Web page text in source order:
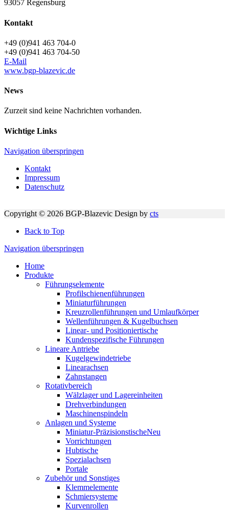
93057 Regensburg
Kontakt
+49 (0)941 463 704-0
+49 (0)941 463 704-50
E-Mail
www.bgp-blazevic.de
News
Zurzeit sind keine Nachrichten vorhanden.
Wichtige Links
Navigation überspringen
Kontakt
Impressum
Datenschutz
Copyright © 2026 BGP-Blazevic Design by cts
Back to Top
Navigation überspringen
Home
Produkte
Führungselemente
Profilschienenführungen
Miniaturführungen
Kreuzrollenführungen und Umlaufkörper
Wellenführungen & Kugelbuchsen
Linear- und Positioniertische
Kundenspezifische Führungen
Lineare Antriebe
Kugelgewindetriebe
Linearachsen
Zahnstangen
Rotativbereich
Wälzlager und Lagereinheiten
Drehverbindungen
Maschinenspindeln
Anlagen und Systeme
Miniatur-PräzisionstischeNeu
Vorrichtungen
Hubtische
Spezialachsen
Portale
Zubehör und Sonstiges
Klemmelemente
Schmiersysteme
Kurvenrollen